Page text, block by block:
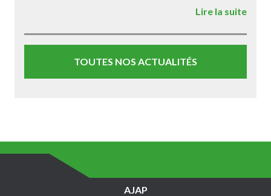
Lire la suite
TOUTES NOS ACTUALITÉS
AJAP